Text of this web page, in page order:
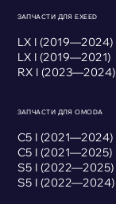
ЗАПЧАСТИ ДЛЯ EXEED
LX I (2019—2024)
LX I (2019—2021)
RX I (2023—2024)
ЗАПЧАСТИ ДЛЯ OMODA
С5 I (2021—2024)
С5 I (2021—2025)
S5 I (2022—2025)
S5 I (2022—2024)